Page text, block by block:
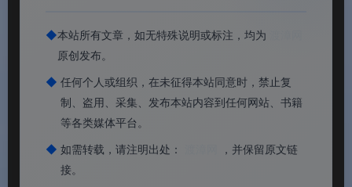
软件功能
💬基础聊天全支持
片、文件，支持拖拽上传，聊天记录云端同步保
存。
◆本站所有文章，如无特殊说明或标注，均为
原创发布。
◆ 任何个人或组织，在未征得本站同意时，禁止复
制、盗用、采集、发布本站内容到任何网站、书籍
等各类媒体平台。
◆ 如需转载，请注明出处：
，并保留原文链
接。